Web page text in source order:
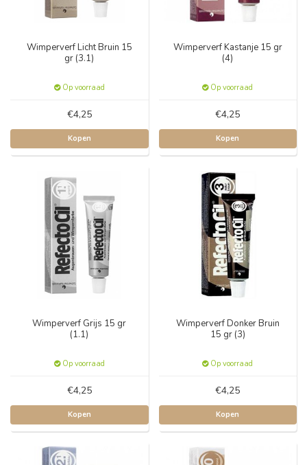
Wimperverf Licht Bruin 15
gr (3.1)
Op voorraad
€4,25
Kopen
Wimperverf Kastanje 15 gr
(4)
Op voorraad
€4,25
Kopen
Wimperverf Grijs 15 gr
(1.1)
Op voorraad
€4,25
Kopen
Wimperverf Donker Bruin
15 gr (3)
Op voorraad
€4,25
Kopen